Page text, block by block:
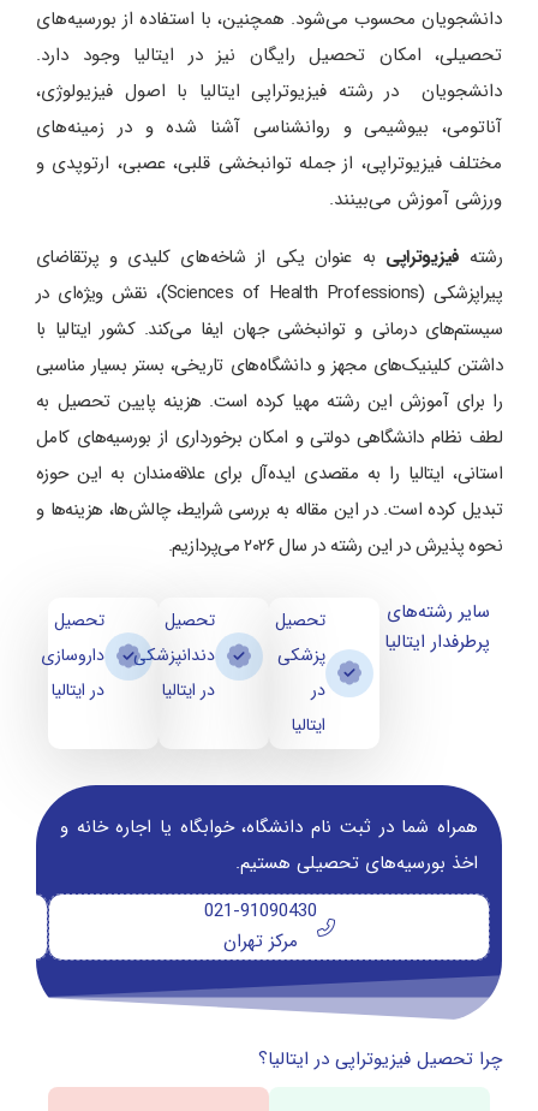
دانشجویان محسوب می‌شود. همچنین، با استفاده از بورسیه‌های
تحصیلی، امکان تحصیل رایگان نیز در ایتالیا وجود دارد.
دانشجویان در رشته فیزیوتراپی ایتالیا با اصول فیزیولوژی،
آناتومی، بیوشیمی و روانشناسی آشنا شده و در زمینه‌های
مختلف فیزیوتراپی، از جمله توانبخشی قلبی، عصبی، ارتوپدی و
ورزشی آموزش می‌بینند.
رشته فیزیوتراپی به عنوان یکی از شاخه‌های کلیدی و پرتقاضای
پیراپزشکی (Sciences of Health Professions)، نقش ویژه‌ای در
سیستم‌های درمانی و توانبخشی جهان ایفا می‌کند. کشور ایتالیا با
داشتن کلینیک‌های مجهز و دانشگاه‌های تاریخی، بستر بسیار مناسبی
را برای آموزش این رشته مهیا کرده است. هزینه پایین تحصیل به
لطف نظام دانشگاهی دولتی و امکان برخورداری از بورسیه‌های کامل
استانی، ایتالیا را به مقصدی ایده‌آل برای علاقه‌مندان به این حوزه
تبدیل کرده است. در این مقاله به بررسی شرایط، چالش‌ها، هزینه‌ها و
نحوه پذیرش در این رشته در سال ۲۰۲۶ می‌پردازیم.
سایر رشته‌های
پرطرفدار ایتالیا
تحصیل
پزشکی
در
ایتالیا
تحصیل
دندانپزشکی
در ایتالیا
تحصیل
داروسازی
در ایتالیا
همراه شما در ثبت نام دانشگاه‌، خوابگاه یا اجاره خانه و
اخذ بورسیه‌های تحصیلی هستیم.
021-91090430
مرکز تهران
چرا تحصیل فیزیوتراپی در ایتالیا؟